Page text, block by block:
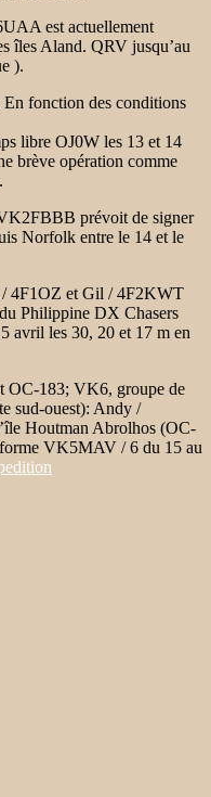
est actuellement
îles Aland. QRV jusqu’au
).
En fonction des conditions
libre OJ0W les 13 et 14
brève opération comme
prévoit de signer
Norfolk entre le 14 et le
/ 4F1OZ et Gil / 4F2KWT
Philippine DX Chasers
avril les 30, 20 et 17 m en
OC-183; VK6, groupe de
sud-ouest): Andy /
Houtman Abrolhos (OC-
VK5MAV / 6 du 15 au